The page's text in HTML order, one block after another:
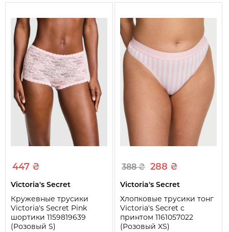
Вид
Трусики
Тип трусиков
Тонг
Посадка
Средняя
Бесшовные
Нет
Узоры и принты
Есть
447 ₴
Victoria's Secret
Кружевные трусики
Victoria's Secret Pink
шортики 1159819639
(Розовый S)
388 ₴ 288 ₴
Victoria's Secret
Хлопковые трусики тонг
Victoria's Secret с
принтом 1161057022
(Розовый XS)